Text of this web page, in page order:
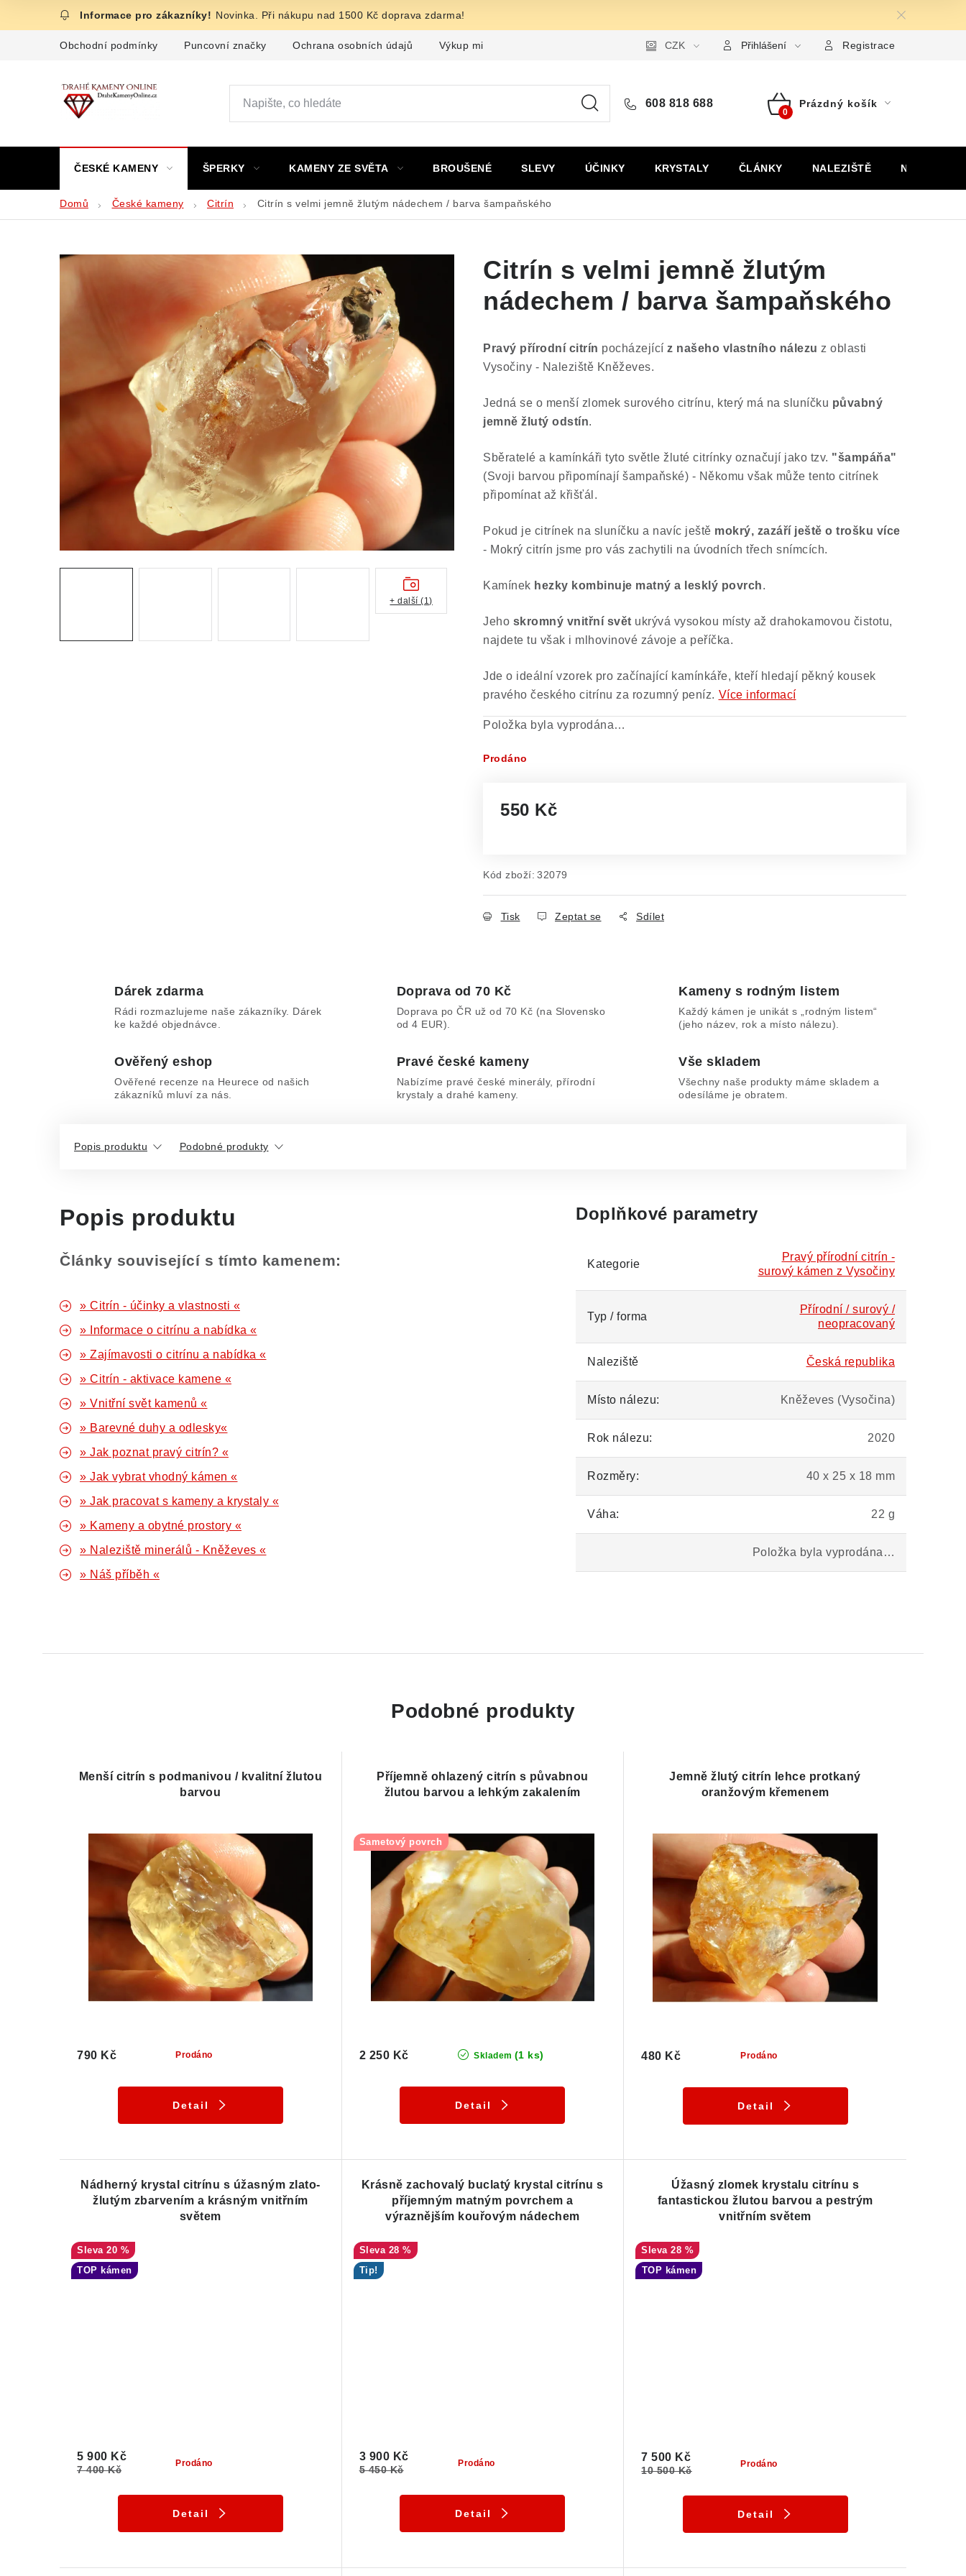
Novinka. Při nákupu nad 1500 Kč doprava zdarma!
Obchodní podmínky Puncovní značky Ochrana osobních údajů Výkup minerálů a drahých kamenů Formulář pro uplatnění reklamace Formulář pro odstoupení
CZK Přihlášení Registrace
608 818 688
Nákupní
Prázdný košík
ČESKÉ KAMENY ŠPERKY KAMENY ZE SVĚTA BROUŠENÉ SLEVY ÚČINKY KRYSTALY ČLÁNKY NALEZIŠTĚ NÁŠ PŘÍBĚH
Domů České kameny Citrín Citrín s velmi jemně žlutým nádechem / barva šampaňského
Citrín s velmi jemně žlutým
nádechem / barva šampaňského
Pravý přírodní citrín pocházející z našeho vlastního nálezu z oblasti
Vysočiny - Naleziště Kněževes.
Jedná se o menší zlomek surového citrínu, který má na sluníčku půvabný
jemně žlutý odstín.
Sběratelé a kamínkáři tyto světle žluté citrínky označují jako tzv. "šampáňa"
(Svoji barvou připomínají šampaňské) - Někomu však může tento citrínek
připomínat až křišťál.
Pokud je citrínek na sluníčku a navíc ještě mokrý, zazáří ještě o trošku více
- Mokrý citrín jsme pro vás zachytili na úvodních třech snímcích.
Kamínek hezky kombinuje matný a lesklý povrch.
Jeho skromný vnitřní svět ukrývá vysokou místy až drahokamovou čistotu,
najdete tu však i mlhovinové závoje a peříčka.
Jde o ideální vzorek pro začínající kamínkáře, kteří hledají pěkný kousek
pravého českého citrínu za rozumný peníz. Více informací
Položka byla vyprodána…
Prodáno
550 Kč
Kód zboží: 32079
Tisk Zeptat se Sdílet
+ další (1)
Dárek zdarma
Rádi rozmazlujeme naše zákazníky. Dárek
ke každé objednávce.
Doprava od 70 Kč
Doprava po ČR už od 70 Kč (na Slovensko
od 4 EUR).
Kameny s rodným listem
Každý kámen je unikát s „rodným listem“
(jeho název, rok a místo nálezu).
Ověřený eshop
Ověřené recenze na Heurece od našich
zákazníků mluví za nás.
Pravé české kameny
Nabízíme pravé české minerály, přírodní
krystaly a drahé kameny.
Vše skladem
Všechny naše produkty máme skladem a
odesíláme je obratem.
Popis produktu Podobné produkty
Popis produktu
Články související s tímto kamenem:
» Citrín - účinky a vlastnosti «
» Informace o citrínu a nabídka «
» Zajímavosti o citrínu a nabídka «
» Citrín - aktivace kamene «
» Vnitřní svět kamenů «
» Barevné duhy a odlesky«
» Jak poznat pravý citrín? «
» Jak vybrat vhodný kámen «
» Jak pracovat s kameny a krystaly «
» Kameny a obytné prostory «
» Naleziště minerálů - Kněževes «
» Náš příběh «
Doplňkové parametry
Kategorie
Pravý přírodní citrín -
surový kámen z Vysočiny
Typ / forma
Přírodní / surový /
neopracovaný
Naleziště Česká republika
Místo nálezu: Kněževes (Vysočina)
Rok nálezu: 2020
Rozměry: 40 x 25 x 18 mm
Váha: 22 g
Položka byla vyprodána…
Podobné produkty
Menší citrín s podmanivou / kvalitní žlutou
barvou
Prodáno
790 Kč
Detail
Příjemně ohlazený citrín s půvabnou
žlutou barvou a lehkým zakalením
Sametový povrch
Skladem (1 ks)
2 250 Kč
Detail
Jemně žlutý citrín lehce protkaný
oranžovým křemenem
Prodáno
480 Kč
Detail
Nádherný krystal citrínu s úžasným zlato-
žlutým zbarvením a krásným vnitřním
světem
20 %
TOP kámen
Prodáno
5 900 Kč
7 400 Kč
Detail
Krásně zachovalý buclatý krystal citrínu s
příjemným matným povrchem a
výraznějším kouřovým nádechem
28 %
Tip!
Prodáno
3 900 Kč
5 450 Kč
Detail
Úžasný zlomek krystalu citrínu s
fantastickou žlutou barvou a pestrým
vnitřním světem
28 %
TOP kámen
Prodáno
7 500 Kč
10 500 Kč
Detail